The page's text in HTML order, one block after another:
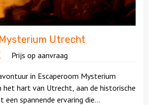
Ludieke workshops
Muzikale workshops
Proeverijen
Utrecht
Prijs op aanvraag
in Escaperoom Mysterium
het hart van Utrecht, aan de historische
een spannende ervaring die...